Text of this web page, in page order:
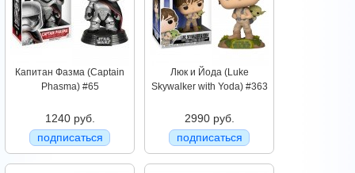
Капитан Фазма (Captain
Phasma) #65
1240 руб.
подписаться
Люк и Йода (Luke
Skywalker with Yoda) #363
2990 руб.
подписаться